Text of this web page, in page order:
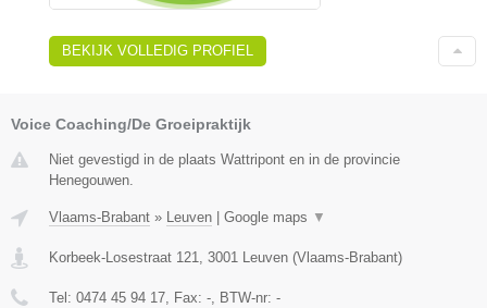
BEKIJK VOLLEDIG PROFIEL
Voice Coaching/De Groeipraktijk
Niet gevestigd in de plaats Wattripont en in de provincie
Henegouwen.
Vlaams-Brabant » Leuven Google maps ▼
Korbeek-Losestraat 121, 3001 Leuven (Vlaams-Brabant)
Tel: 0474 45 94 17, Fax: -, BTW-nr: -